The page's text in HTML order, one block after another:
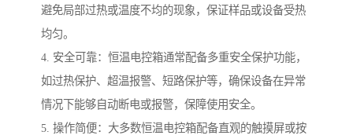
避免局部过热或温度不均的现象，保证样品或设备受热
均匀。
4. 安全可靠：恒温电控箱通常配备多重安全保护功能，
如过热保护、超温报警、短路保护等，确保设备在异常
情况下能够自动断电或报警，保障使用安全。
5. 操作简便：大多数恒温电控箱配备直观的触摸屏或按